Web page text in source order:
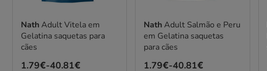
NathAdult Vitela em
Gelatina saquetas para
cães
Preço
1.79€-40.81€
NathAdult Salmão e Peru
em Gelatina saquetas
para cães
Preço
1.79€-40.81€